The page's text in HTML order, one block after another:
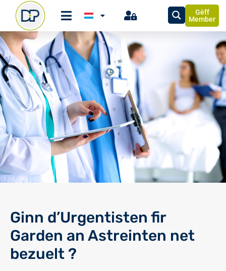
Gëff
Member
Ginn d’Urgentisten fir
Garden an Astreinten net
bezuelt ?